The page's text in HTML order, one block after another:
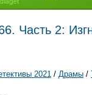
Часть 2:
2021 / Драмы /